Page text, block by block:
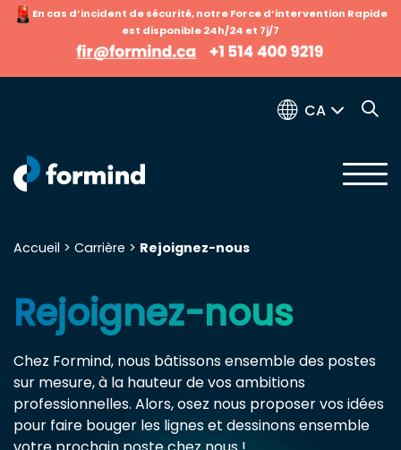
En cas d’incident de sécurité, notre Force d’intervention Rapide
est disponible 24h/24 et 7j/7
CA
Accueil > Carrière > Rejoignez-nous
Rejoignez-nous
Chez Formind, nous bâtissons ensemble des postes
sur mesure, à la hauteur de vos ambitions
professionnelles. Alors, osez nous proposer vos idées
pour faire bouger les lignes et dessinons ensemble